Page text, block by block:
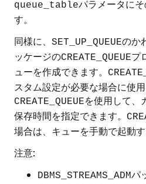
queue_tableパラメータに
す。
同様に、 SET_UP_QUEUEのか
ッケージのCREATE_QUEUEプ
ューを作成できます。
スタム設定が必要な場合に使
CREATE_QUEUEを使用して、
保存時間を指定できます。
場合は、キューを手動で起動す
注意:
DBMS_STREAMS_ADMパ